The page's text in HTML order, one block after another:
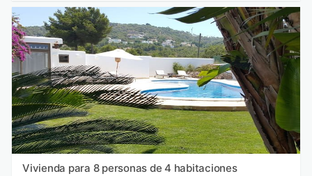
Vivienda para 8 personas de 4 habitaciones